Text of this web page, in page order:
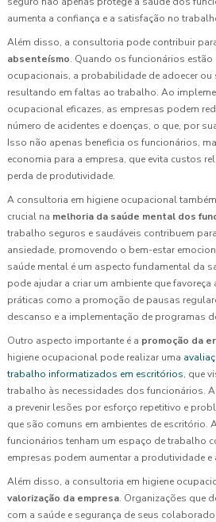
aumenta a confiança e a satisfação no
Além disso, a consultoria pode contribuir
absenteísmo. Quando os funcionários
ocupacionais, a probabilidade de adoecer ou
resultando em faltas ao trabalho. Ao
ocupacional eficazes, as empresas podem
número de acidentes e doenças, o que, por
Isso não apenas beneficia os funcionários,
economia para a empresa, que evita custos
perda de produtividade.
A consultoria em higiene ocupacional
crucial na melhoria da saúde mental dos
trabalho seguros e saudáveis contribuem
ansiedade, promovendo o bem-estar
saúde mental é um aspecto fundamental da
pode ajudar a criar um ambiente que favoreça
práticas como a promoção de pausas
descanso e a implementação de programas
Outro aspecto importante é a promoção da
higiene ocupacional pode realizar uma
trabalho informatizados em escritórios, que
trabalho às necessidades dos funcionários.
a prevenir lesões por esforço repetitivo e
que são comuns em ambientes de escritório.
funcionários tenham um espaço de trabalho
empresas podem aumentar a produtividade
Além disso, a consultoria em higiene
valorização da empresa. Organizações que
com a saúde e segurança de seus